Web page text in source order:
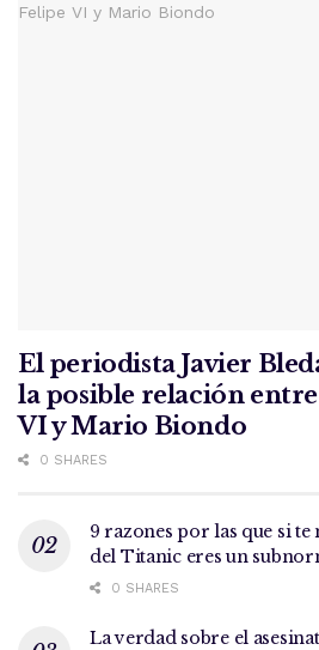
El periodista Javier
la posible relación
VI y Mario Biondo
0 SHARES
9 razones por las que si te
del Titanic eres un
0 SHARES
La verdad sobre el